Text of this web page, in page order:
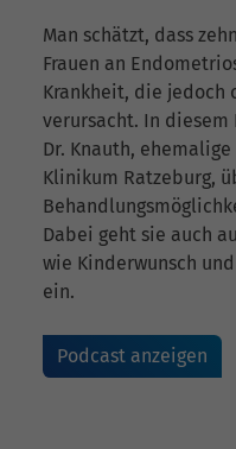
Man schätzt, dass
Frauen an
Krankheit, die jedoch
verursacht. In diesem
Dr. Knauth, ehemalige
Klinikum Ratzeburg,
Dabei geht sie auch
wie Kinderwunsch
ein.
Podcast anzeigen